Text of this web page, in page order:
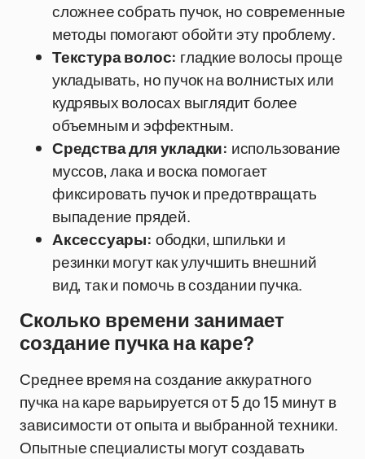
сложнее собрать пучок, но современные
методы помогают обойти эту проблему.
Текстура волос: гладкие волосы проще
укладывать, но пучок на волнистых или
кудрявых волосах выглядит более
объемным и эффектным.
Средства для укладки: использование
муссов, лака и воска помогает
фиксировать пучок и предотвращать
выпадение прядей.
Аксессуары: ободки, шпильки и
резинки могут как улучшить внешний
вид, так и помочь в создании пучка.
Сколько времени занимает
создание пучка на каре?
Среднее время на создание аккуратного
пучка на каре варьируется от 5 до 15 минут в
зависимости от опыта и выбранной техники.
Опытные специалисты могут создавать